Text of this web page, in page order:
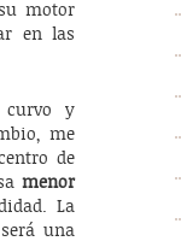
motor
en las
curvo y
me
de
menor
La
una